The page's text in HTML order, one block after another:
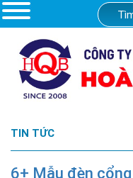
TIN TỨC
6+ Mẫu đèn